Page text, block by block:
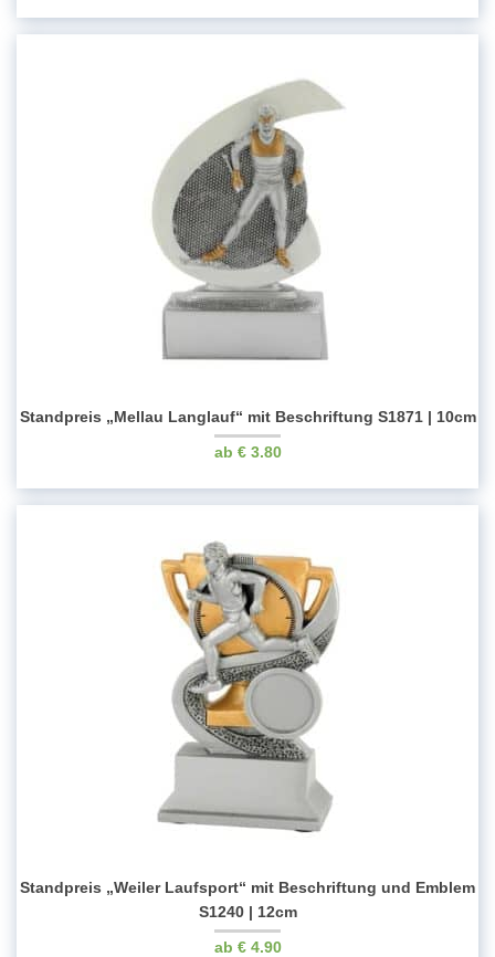
Standpreis „Mellau Langlauf“ mit Beschriftung S1871 | 10cm
€3.80
Standpreis „Weiler Laufsport“ mit Beschriftung und Emblem
S1240 | 12cm
€4.90